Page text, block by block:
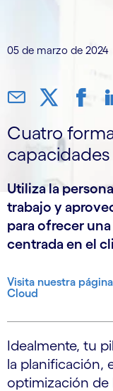
05 de marzo de 2024
Cuatro
Utiliza la
trabajo y
para ofrecer
centrada en el
Visita nuestra
Cloud
Idealmente, tu
la planificación,
optimización de